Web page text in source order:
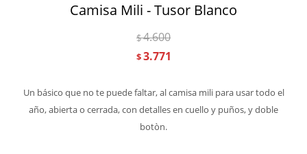
Camisa Mili - Tusor Blanco
$3.771
$4.600
Un básico que no te puede faltar, al camisa mili para usar todo el
año, abierta o cerrada, con detalles en cuello y puños, y doble
botòn.